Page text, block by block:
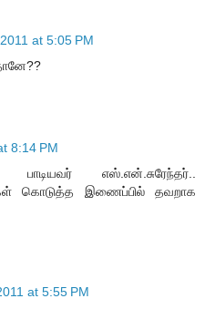
at 5:05 PM
8:14 PM
எஸ்.என்.சுரேந்தர்..
கொடுத்த இணைப்பில் தவறாக
at 5:55 PM